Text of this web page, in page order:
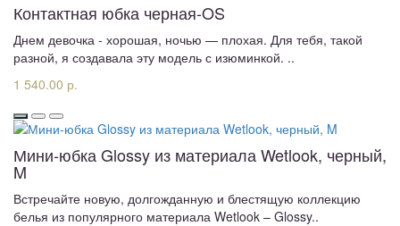
Контактная юбка черная-OS
Днем девочка - хорошая, ночью — плохая. Для тебя, такой
разной, я создавала эту модель с изюминкой. ..
1 540.00 р.
Мини-юбка Glossy из материала Wetlook, черный,
M
Встречайте новую, долгожданную и блестящую коллекцию
белья из популярного материала Wetlook – Glossy..